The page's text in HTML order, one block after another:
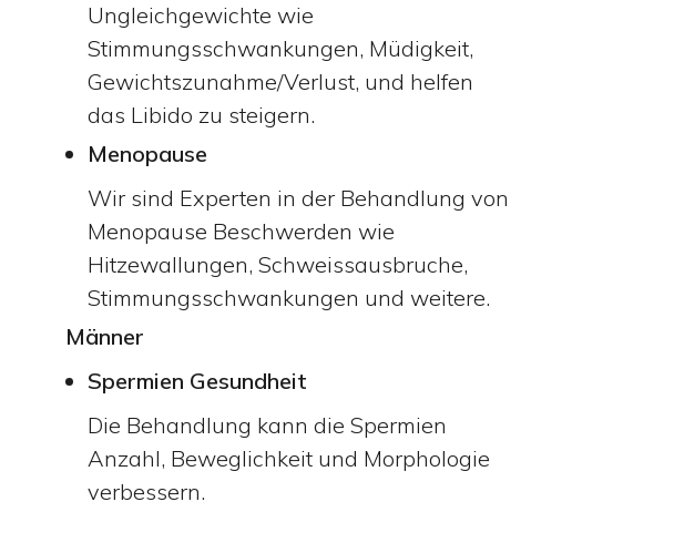
Ungleichgewichte wie
Stimmungsschwankungen, Müdigkeit,
Gewichtszunahme/Verlust, und helfen
das Libido zu steigern.
Menopause
Wir sind Experten in der Behandlung von
Menopause Beschwerden wie
Hitzewallungen, Schweissausbruche,
Stimmungsschwankungen und weitere.
Männer
Spermien Gesundheit
Die Behandlung kann die Spermien
Anzahl, Beweglichkeit und Morphologie
verbessern.